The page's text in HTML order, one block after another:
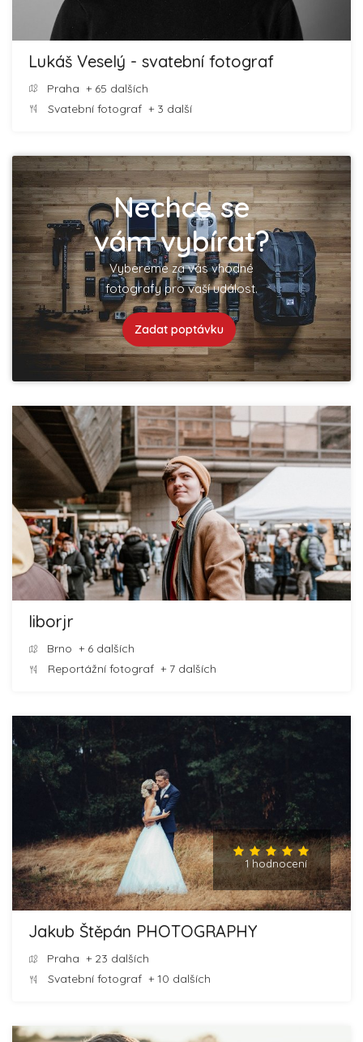
Lukáš Veselý - svatební fotograf
Praha + 65 dalších
Svatební fotograf + 3 další
Nechce se
vám vybírat?
Vybereme za vás vhodné
fotografy pro vaší událost.
Zadat poptávku
liborjr
Brno + 6 dalších
Reportážní fotograf + 7 dalších
1 hodnocení
Jakub Štěpán PHOTOGRAPHY
Praha + 23 dalších
Svatební fotograf + 10 dalších